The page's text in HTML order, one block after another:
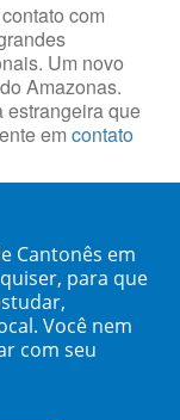
com
Um novo
Amazonas.
estrangeira que
em contato
Cantonês em
para que
Você nem
com seu